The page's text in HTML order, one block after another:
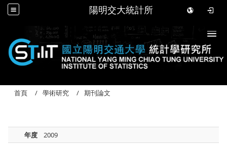
陽明交大統計所
首頁 學術研究 期刊論文
年度
2009